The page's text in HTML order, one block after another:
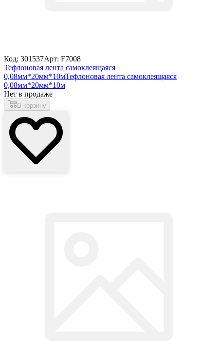
Код: 301537Арт: F7008
Тефлоновая лента самоклеящаяся
0,08мм*20мм*10мТефлоновая лента самоклеящаяся
0,08мм*20мм*10м
Нет в продаже
В корзину